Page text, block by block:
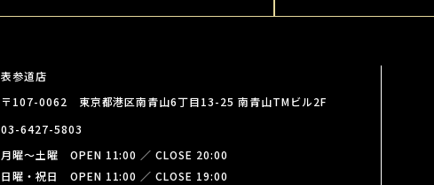
表参道店
〒107-0062 東京都港区南青山6丁目13-25 南青山TMビル2F
03-6427-5803
月曜～土曜 OPEN 11:00 ／ CLOSE 20:00
日曜・祝日 OPEN 11:00 ／ CLOSE 19:00